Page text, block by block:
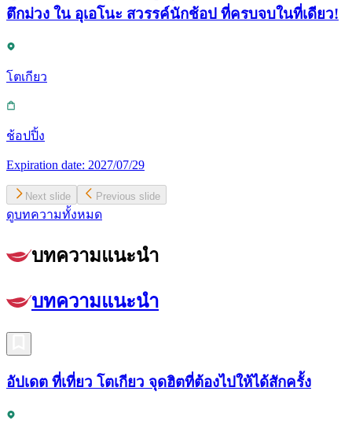
ตึกม่วง ใน อุเอโนะ สวรรค์นักช้อป ที่ครบจบในที่เดียว!
โตเกียว
ช้อปปิ้ง
Expiration date: 2027/07/29
Next slide Previous slide
ดูบทความทั้งหมด
บทความแนะนำ
บทความแนะนำ
อัปเดต ที่เที่ยว โตเกียว จุดฮิตที่ต้องไปให้ได้สักครั้ง